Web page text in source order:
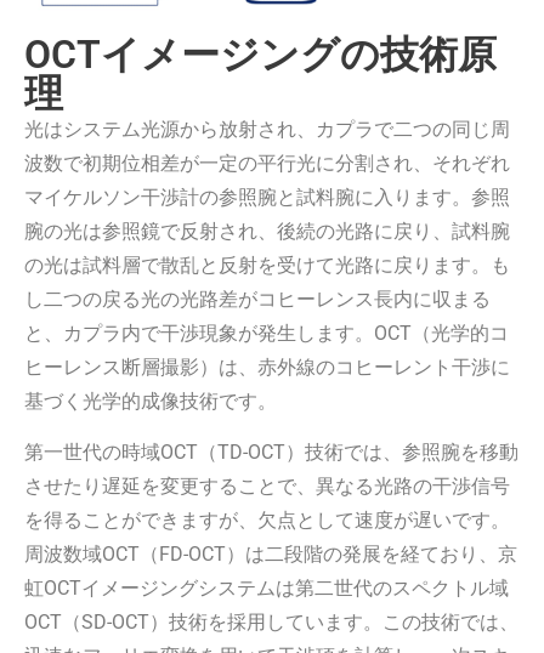
OCTイメージングの技術原
理
光はシステム光源から放射され、カプラで二つの同じ周
波数で初期位相差が一定の平行光に分割され、それぞれ
マイケルソン干渉計の参照腕と試料腕に入ります。参照
腕の光は参照鏡で反射され、後続の光路に戻り、試料腕
の光は試料層で散乱と反射を受けて光路に戻ります。も
し二つの戻る光の光路差がコヒーレンス長内に収まる
と、カプラ内で干渉現象が発生します。OCT（光学的コ
ヒーレンス断層撮影）は、赤外線のコヒーレント干渉に
基づく光学的成像技術です。
第一世代の時域OCT（TD-OCT）技術では、参照腕を移動
させたり遅延を変更することで、異なる光路の干渉信号
を得ることができますが、欠点として速度が遅いです。
周波数域OCT（FD-OCT）は二段階の発展を経ており、京
虹OCTイメージングシステムは第二世代のスペクトル域
OCT（SD-OCT）技術を採用しています。この技術では、